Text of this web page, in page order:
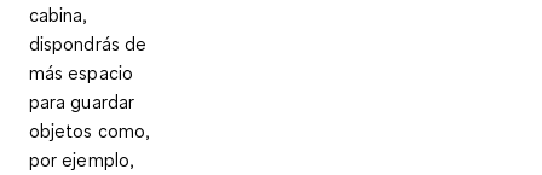
cabina,
dispondrás de
más espacio
para guardar
objetos como,
por ejemplo,